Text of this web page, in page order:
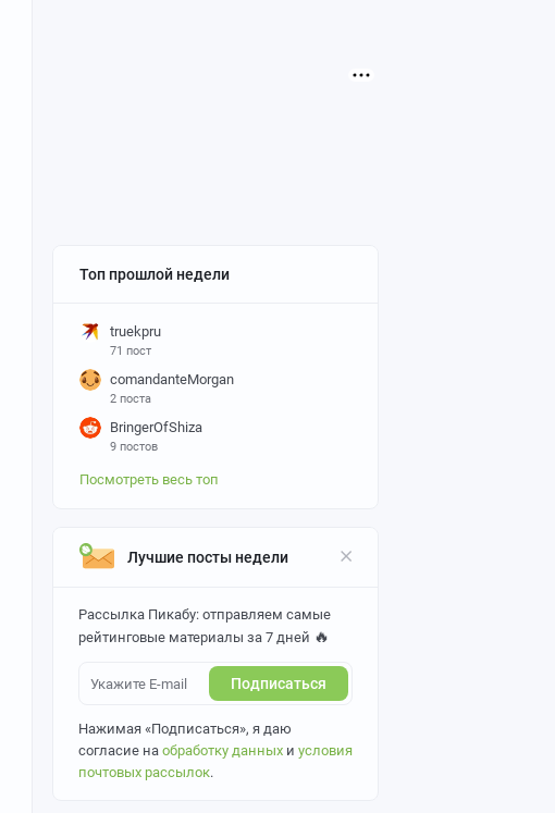
Топ прошлой недели
truekpru
71 пост
comandanteMorgan
2 поста
BringerOfShiza
9 постов
Посмотреть весь топ
Лучшие посты недели
Рассылка Пикабу: отправляем самые
рейтинговые материалы за 7 дней 🔥
Подписаться
Нажимая «Подписаться», я даю
согласие на обработку данных и условия
почтовых рассылок.